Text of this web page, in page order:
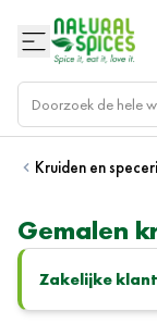
Kruiden en
Gemalen
Zakelijke